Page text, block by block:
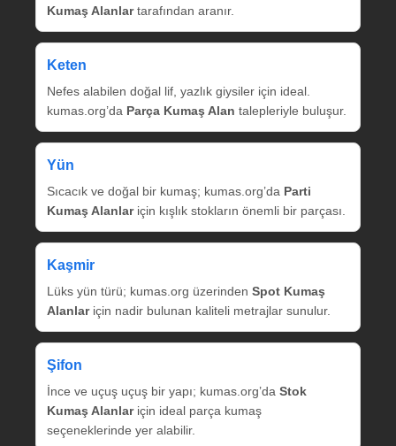
Kumaş Alanlartarafından aranır.
Keten
Nefes alabilen doğal lif, yazlık giysiler için ideal.
kumas.org’da Parça Kumaş Alan talepleriyle buluşur.
Yün
Sıcacık ve doğal bir kumaş; kumas.org’da Parti
Kumaş Alanlariçin kışlık stokların önemli bir parçası.
Kaşmir
Lüks yün türü; kumas.org üzerinden Spot Kumaş
Alanlariçin nadir bulunan kaliteli metrajlar sunulur.
Şifon
İnce ve uçuş uçuş bir yapı; kumas.org’da Stok
Kumaş Alanlariçin ideal parça kumaş
seçeneklerinde yer alabilir.